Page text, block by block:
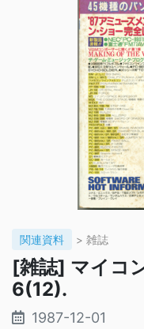
関連資料 > 雑誌
[雑誌] マイコ
6(12).
1987-12-01